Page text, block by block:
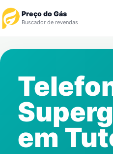
Preço do Gás
Buscador de revendas
Revendedor
Notícias
Cadastre-se
em